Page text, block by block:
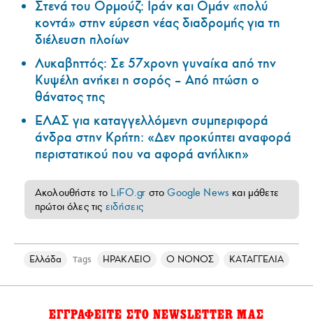
Στενά του Ορμούζ: Ιράν και Ομάν «πολύ
κοντά» στην εύρεση νέας διαδρομής για τη
διέλευση πλοίων
Λυκαβηττός: Σε 57χρονη γυναίκα από την
Κυψέλη ανήκει η σορός – Από πτώση ο
θάνατος της
ΕΛΑΣ για καταγγελλόμενη συμπεριφορά
άνδρα στην Κρήτη: «Δεν προκύπτει αναφορά
περιστατικού που να αφορά ανήλικη»
Ακολουθήστε το LiFO.gr στοGoogle News και μάθετε
πρώτοι όλες τις ειδήσεις
Ελλάδα Tags ΗΡΑΚΛΕΙΟ Ο ΝΟΝΟΣ ΚΑΤΑΓΓΕΛΙΑ
ΕΓΓΡΑΦΕΙΤΕ ΣΤΟ NEWSLETTER ΜΑΣ